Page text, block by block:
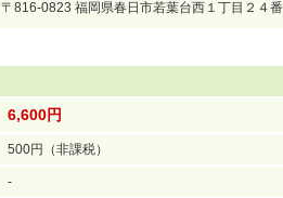
〒816-0823 福岡県春日市若葉台西１丁目２４番
6,600円
500円（非課税）
-